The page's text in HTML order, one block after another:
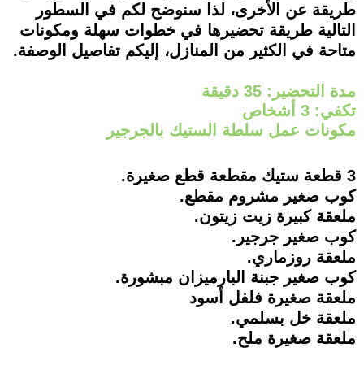
طريقة عن الأخرى، لذا سنوضح لكم في السطور
التالية طريقة تحضيرها في خطوات سهلة ومكونات
متاحة في الكثير من المنازل، إليكم تفاصيل الوصفة.
مدة التحضير: 35 دقيقة
تكفي: 3 أشخاص
مكونات عمل سلطة الستيك بالجرجير
3 قطعة ستيك مقطعة قطع صغيرة.
كوب صغير مشروم مقطع.
ملعقة كبيرة زيت زيتون.
كوب صغير جرجير.
ملعقة روزماري.
كوب صغير جبنة البارميزان مبشورة.
ملعقة صغيرة فلفل أسود
ملعقة خل بسلمي.
ملعقة صغيرة ملح.